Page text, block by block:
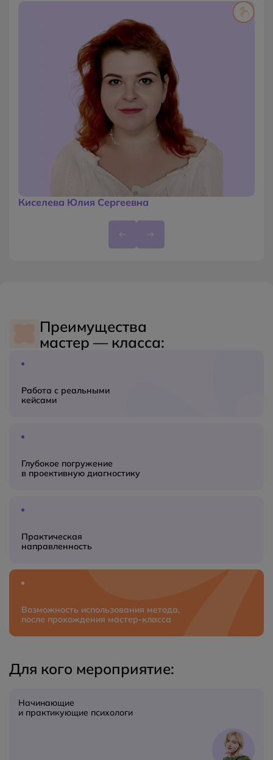
Киселева Юлия Сергеевна
Преподаватель высшей школы
Практикующий психолог в КПТ-подходе
Член Ассоциации когнитивно-поведенческой
психотерапии
Наставник программы "Психологическое
консультирование" в Московском Институте
Психологии
Преимущества
мастер — класса:
Работа с реальными
кейсами
Глубокое погружение
в проективную диагностику
Практическая
направленность
Возможность использования метода,
после прохождения мастер‑класса
Для кого мероприятие:
Начинающие
и практикующие психологи